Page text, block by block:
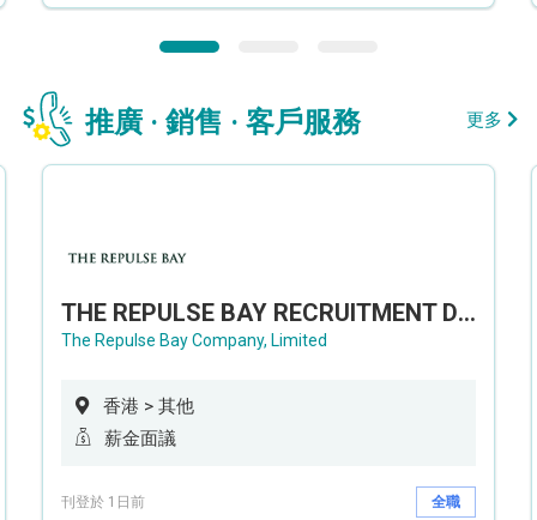
推廣 · 銷售 · 客戶服務 更多
THE REPULSE BAY RECRUITMENT DAY 淺水灣影灣園人才招聘會
The Repulse Bay Company, Limited
香港 > 其他
薪金面議
刊登於 1日前 全職